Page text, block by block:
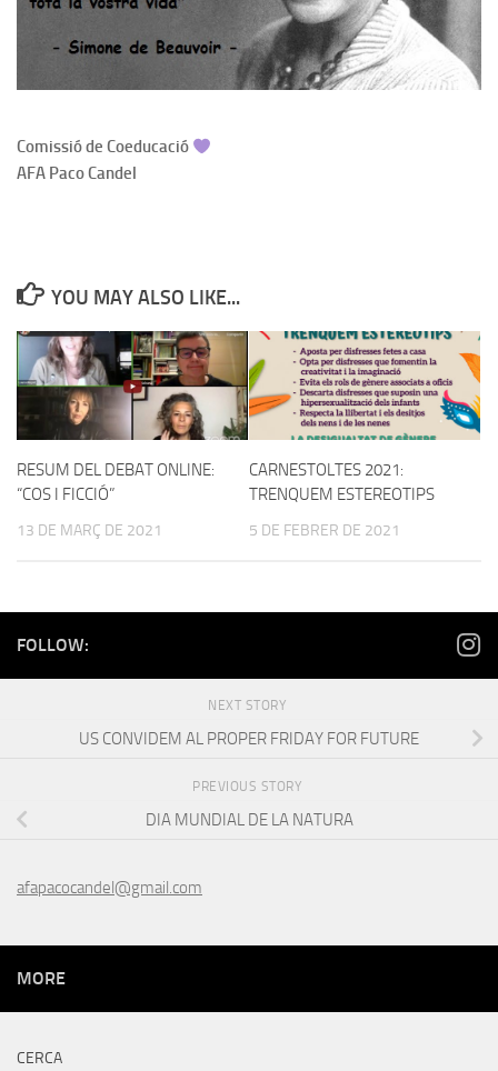
Comissió de Coeducació
AFA Paco Candel
YOU MAY ALSO LIKE...
RESUM DEL DEBAT ONLINE:
“COS I FICCIÓ”
13 DE MARÇ DE 2021
CARNESTOLTES 2021:
TRENQUEM ESTEREOTIPS
5 DE FEBRER DE 2021
FOLLOW:
NEXT STORY
US CONVIDEM AL PROPER FRIDAY FOR FUTURE
PREVIOUS STORY
DIA MUNDIAL DE LA NATURA
afapacocandel@gmail.com
MORE
CERCA